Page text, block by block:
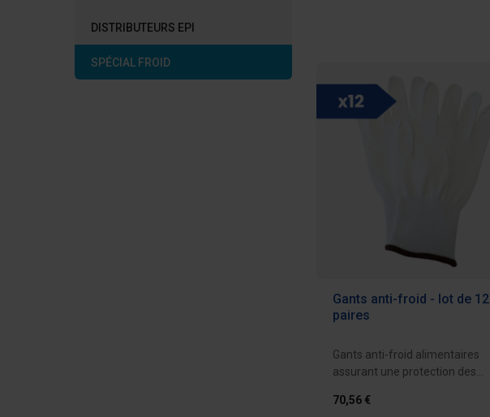
DISTRIBUTEURS EPI
SPÉCIAL FROID
Gants anti-froid - lot de 12
paires
Gants anti-froid alimentaires
assurant une protection des
70,56 €